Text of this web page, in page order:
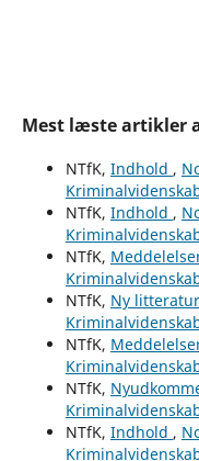
Mest læste artikler
NTfK, Indhold ,
NTfK, Indhold ,
NTfK,
NTfK, Ny litteratur
NTfK,
NTfK,
NTfK, Indhold ,